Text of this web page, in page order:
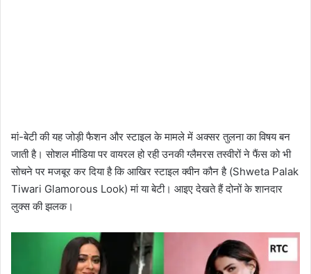
मां-बेटी की यह जोड़ी फैशन और स्टाइल के मामले में अक्सर तुलना का विषय बन
जाती है। सोशल मीडिया पर वायरल हो रही उनकी ग्लैमरस तस्वीरों ने फैंस को भी
सोचने पर मजबूर कर दिया है कि आखिर स्टाइल क्वीन कौन है (Shweta Palak
Tiwari Glamorous Look) मां या बेटी। आइए देखते हैं दोनों के शानदार
लुक्स की झलक।